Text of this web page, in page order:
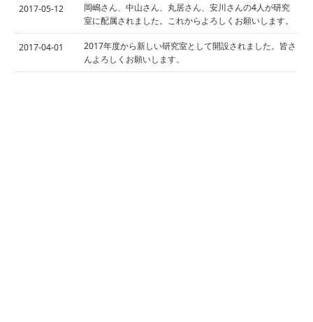
2017-05-12
岡嶋さん、中山さん、丸居さん、安川さんの4人が研究
室に配属されました。これからよろしくお願いします。
2017-04-01
2017年度から新しい研究室として開設されました。皆さ
んよろしくお願いします。